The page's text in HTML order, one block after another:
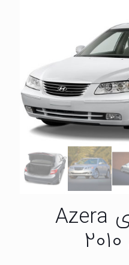
خودرو هیوندای Azera